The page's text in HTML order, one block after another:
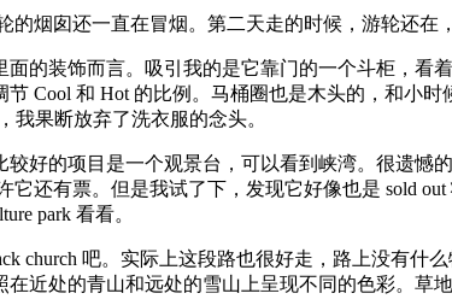
烟囱还一直在冒烟。第二天走的时候，游轮还在
的装饰而言。吸引我的是它靠门的一个斗柜，看
Cool 和 Hot 的比例。马桶圈也是木头的，和小
我果断放弃了洗衣服的念头。
好的项目是一个观景台，可以看到峡湾。很遗憾
还有票。但是我试了下，发现它好像也是 sold
park 看看。
church 吧。实际上这段路也很好走，路上没有
近处的青山和远处的雪山上呈现不同的色彩。